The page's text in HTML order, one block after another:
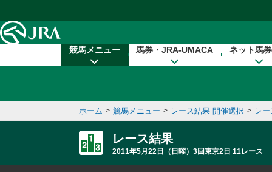
競馬メニュー 馬券・JRA-UMACA ネット馬
ホーム > 競馬メニュー > レース結果 開催選択 > レ
レース結果
2011年5月22日（日曜）3回東京2日 11レース